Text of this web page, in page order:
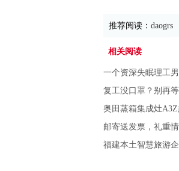
推荐阅读： daogrs
相关阅读
一个资深失眠理工
复工没口罩？别再
奥田蒸箱集成灶
邮寄送发票，礼重
福建本土智慧旅游